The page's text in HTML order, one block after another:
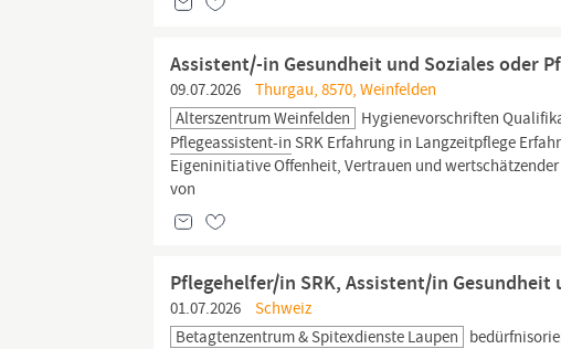
Assistent/-in Gesundheit und Soziales oder
09.07.2026
Thurgau, 8570, Weinfelden
Alterszentrum Weinfelden Hygienevorschriften
Pflegeassistent-in SRK Erfahrung in Langzeitpflege
Eigeninitiative Offenheit, Vertrauen und
von
Pflegehelfer/in SRK, Assistent/in
01.07.2026
Schweiz
Betagtenzentrum & Spitexdienste Laupen